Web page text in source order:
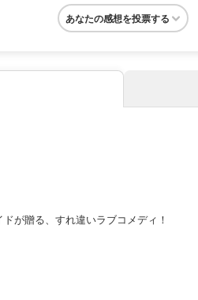
あなたの感想を投票する
が贈る、すれ違いラブコメディ！